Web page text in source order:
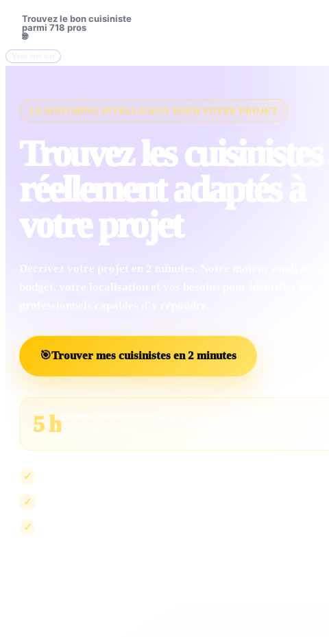
Trouvez le bon cuisiniste
parmi 718 pros
🌐
LE MATCHING INTELLIGENT POUR VOTRE PROJET
Trouvez les cuisinistes
réellement adaptés à
votre projet
🎯Trouver mes cuisinistes en 2 minutes
5 hdes professionnels
✓
✓
✓